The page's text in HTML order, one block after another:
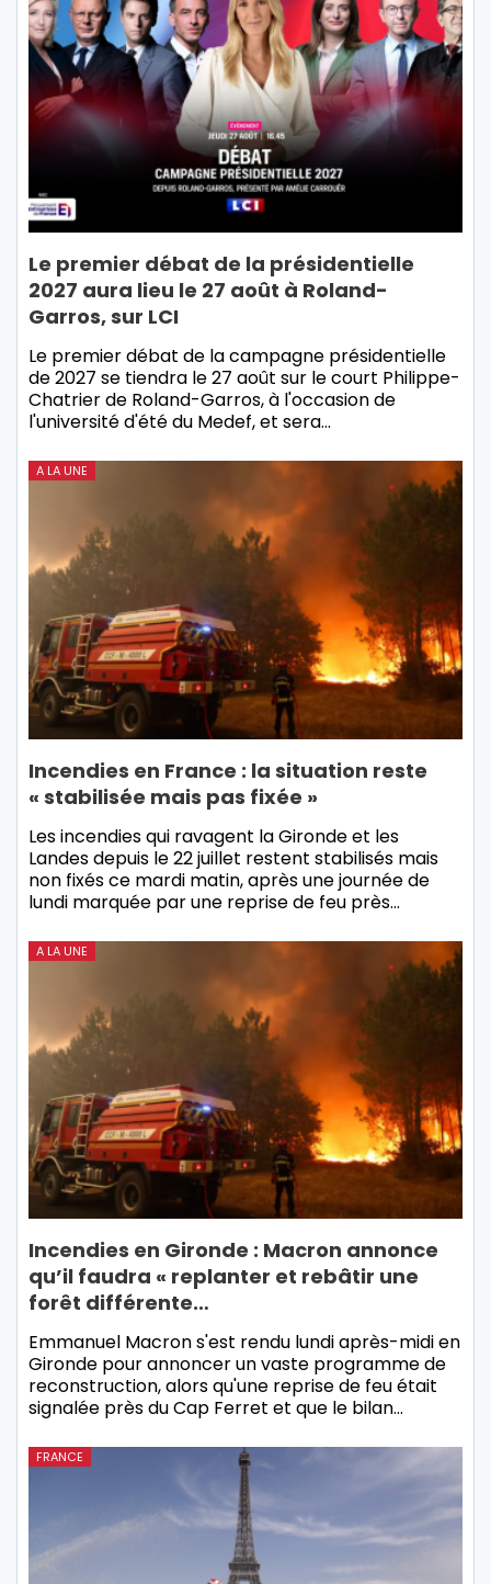
Le premier débat de la présidentielle
2027 aura lieu le 27 août à Roland-
Garros, sur LCI
Le premier débat de la campagne présidentielle
de 2027 se tiendra le 27 août sur le court Philippe-
Chatrier de Roland-Garros, à l'occasion de
l'université d'été du Medef, et sera…
A LA UNE
Incendies en France : la situation reste
« stabilisée mais pas fixée »
Les incendies qui ravagent la Gironde et les
Landes depuis le 22 juillet restent stabilisés mais
non fixés ce mardi matin, après une journée de
lundi marquée par une reprise de feu près…
A LA UNE
Incendies en Gironde : Macron annonce
qu’il faudra « replanter et rebâtir une
forêt différente…
Emmanuel Macron s'est rendu lundi après-midi en
Gironde pour annoncer un vaste programme de
reconstruction, alors qu'une reprise de feu était
signalée près du Cap Ferret et que le bilan…
FRANCE